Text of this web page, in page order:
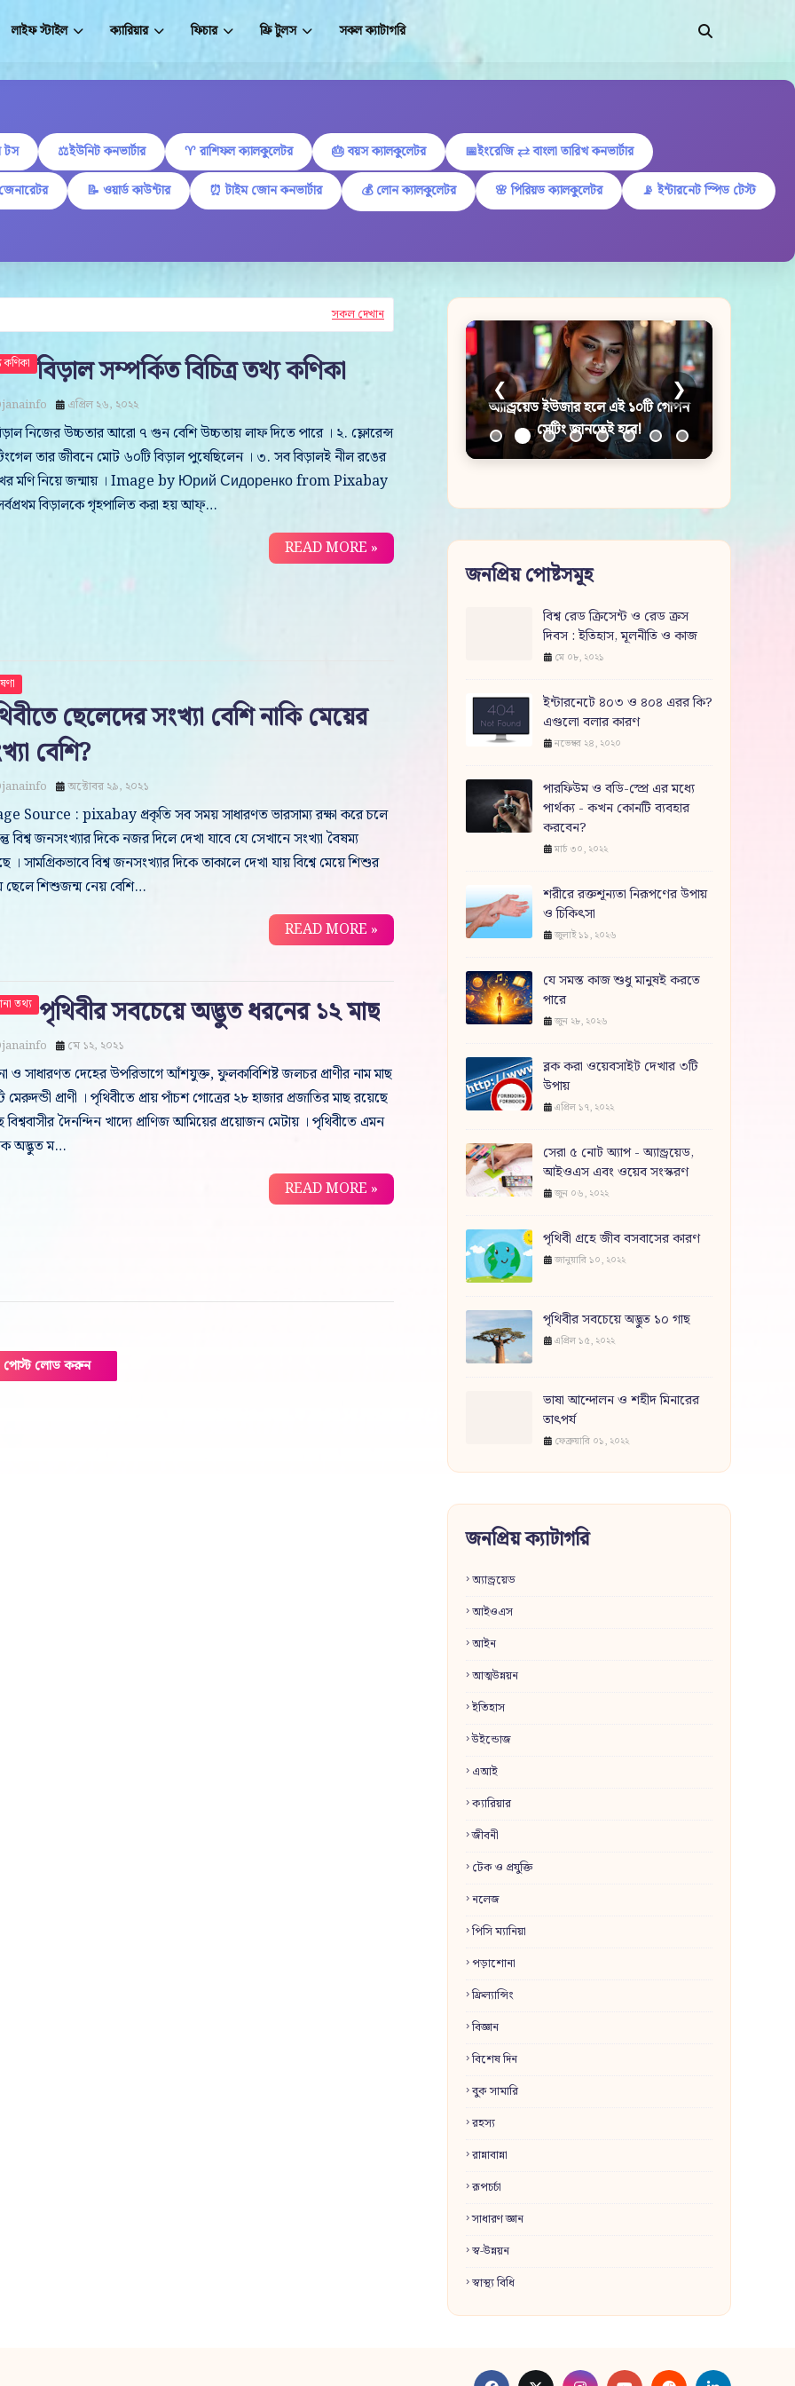
লাইফ স্টাইল ক্যারিয়ার ফিচার ফ্রি টুলস সকল ক্যাটাগরি
টস ⚖️ইউনিট কনভার্টার ♈ রাশিফল ক্যালকুলেটর 🎂 বয়স ক্যালকুলেটর
📅ইংরেজি ⇄ বাংলা তারিখ কনভার্টার
📝 ওয়ার্ড কাউন্টার ⏰ টাইম জোন কনভার্টার 💰 লোন ক্যালকুলেটর 🌸 পিরিয়ড ক্যালকুলেটর 📡 ইন্টারনেট স্পিড টেস্ট
সকল দেখান
বিড়াল সম্পর্কিত বিচিত্র তথ্য কণিকা
এপ্রিল ২৬, ২০২২
নিজের উচ্চতার আরো ৭ গুন বেশি উচ্চতায় লাফ দিতে পারে । ২. ফ্লোরেন্স
তার জীবনে মোট ৬০টি বিড়াল পুষেছিলেন । ৩. সব বিড়ালই নীল রঙের
মণি নিয়ে জন্মায় । Image by Юрий Сидоренко from Pixabay
বিড়ালকে গৃহপালিত করা হয় আফ্…
READ MORE »
ছেলেদের সংখ্যা বেশি নাকি মেয়ের
বেশি?
অক্টোবর ২৯, ২০২১
Source : pixabay প্রকৃতি সব সময় সাধারণত ভারসাম্য রক্ষা করে চলে
বিশ্ব জনসংখ্যার দিকে নজর দিলে দেখা যাবে যে সেখানে সংখ্যা বৈষম্য
। সামগ্রিকভাবে বিশ্ব জনসংখ্যার দিকে তাকালে দেখা যায় বিশ্বে মেয়ে শিশুর
ছেলে শিশুজন্ম নেয় বেশি…
READ MORE »
তথ্য পৃথিবীর সবচেয়ে অদ্ভুত ধরনের ১২ মাছ
মে ১২, ২০২১
ও সাধারণত দেহের উপরিভাগে আঁশযুক্ত, ফুলকাবিশিষ্ট জলচর প্রাণীর নাম মাছ
মেরুদন্ডী প্রাণী । পৃথিবীতে প্রায় পাঁচশ গোত্রের ২৮ হাজার প্রজাতির মাছ রয়েছে
বিশ্ববাসীর দৈনন্দিন খাদ্যে প্রাণিজ আমিয়ের প্রয়োজন মেটায় । পৃথিবীতে এমন
অদ্ভুত ম…
READ MORE »
লোড করুন
মেডিটেশন: জানুন এর উপকারিতা, সেরা
সময় এবং সহজ পদ্ধতি
❮ ❯
জনপ্রিয় পোষ্টসমূহ
বিশ্ব রেড ক্রিসেন্ট ও রেড ক্রস
দিবস : ইতিহাস, মূলনীতি ও কাজ
মে ০৮, ২০২১
ইন্টারনেটে ৪০৩ ও ৪০৪ এরর কি?
এগুলো বলার কারণ
নভেম্বর ২৪, ২০২০
পারফিউম ও বডি-স্প্রে এর মধ্যে
পার্থক্য - কখন কোনটি ব্যবহার
করবেন?
মার্চ ৩০, ২০২২
শরীরে রক্তশূন্যতা নিরূপণের উপায়
ও চিকিৎসা
জুলাই ১১, ২০২৬
যে সমস্ত কাজ শুধু মানুষই করতে
পারে
জুন ২৮, ২০২৬
ব্লক করা ওয়েবসাইট দেখার ৩টি
উপায়
এপ্রিল ১৭, ২০২২
সেরা ৫ নোট অ্যাপ - অ্যান্ড্রয়েড,
আইওএস এবং ওয়েব সংস্করণ
জুন ০৬, ২০২২
পৃথিবী গ্রহে জীব বসবাসের কারণ
জানুয়ারি ১০, ২০২২
পৃথিবীর সবচেয়ে অদ্ভুত ১০ গাছ
এপ্রিল ১৫, ২০২২
ভাষা আন্দোলন ও শহীদ মিনারের
তাৎপর্য
ফেব্রুয়ারি ০১, ২০২২
জনপ্রিয় ক্যাটাগরি
অ্যান্ড্রয়েড
আইওএস
আইন
আত্মউন্নয়ন
ইতিহাস
উইন্ডোজ
এআই
ক্যারিয়ার
জীবনী
টেক ও প্রযুক্তি
নলেজ
পিসি ম্যানিয়া
পড়াশোনা
ফ্রিল্যান্সিং
বিজ্ঞান
বিশেষ দিন
বুক সামারি
রহস্য
রান্নাবান্না
রূপচর্চা
সাধারণ জ্ঞান
স্ব-উন্নয়ন
স্বাস্থ্য বিধি